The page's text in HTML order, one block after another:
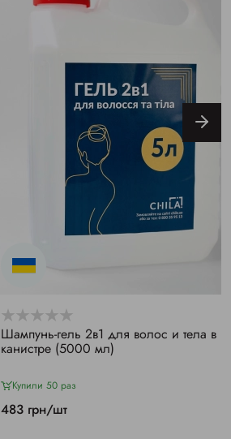
Шампунь-гель 2в1 для волос и тела в
канистре (5000 мл)
Купили 50 раз
483 грн/шт